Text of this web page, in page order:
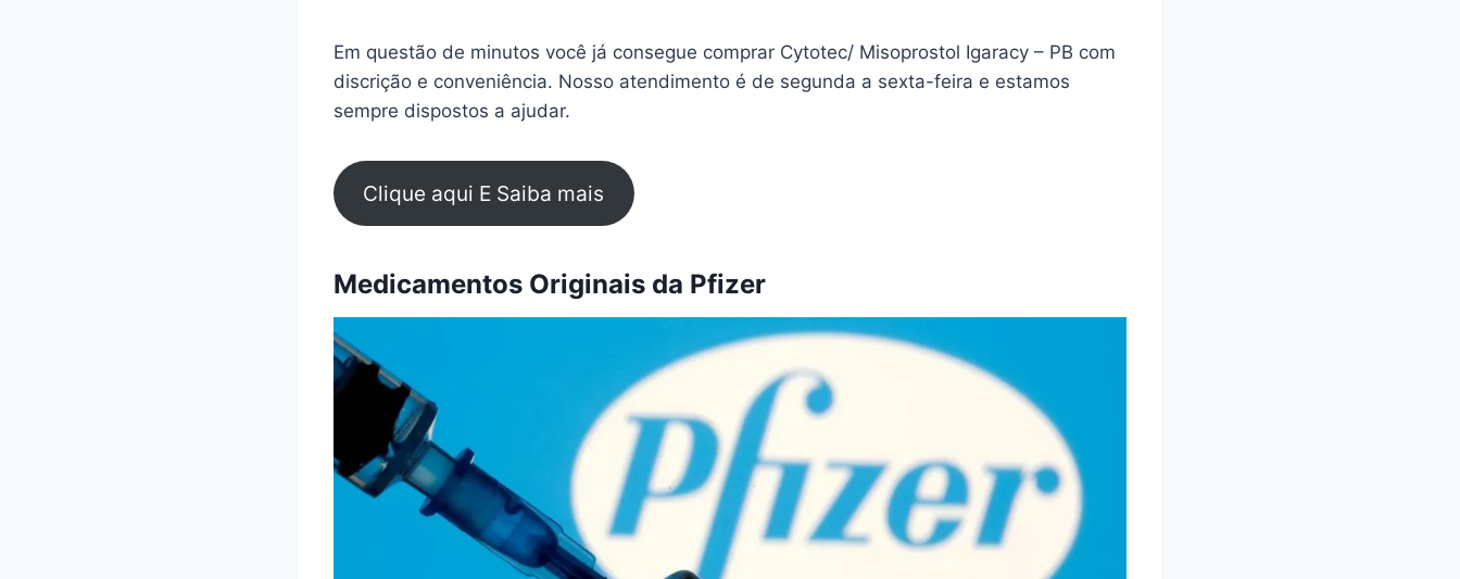
Em questão de minutos você já consegue comprar Cytotec/ Misoprostol Igaracy – PB com
discrição e conveniência. Nosso atendimento é de segunda a sexta-feira e estamos
sempre dispostos a ajudar.
Clique aqui E Saiba mais
Medicamentos Originais da Pfizer